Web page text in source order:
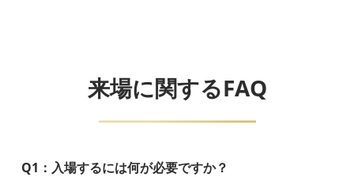
来場に関するFAQ
Q1：入場するには何が必要ですか？